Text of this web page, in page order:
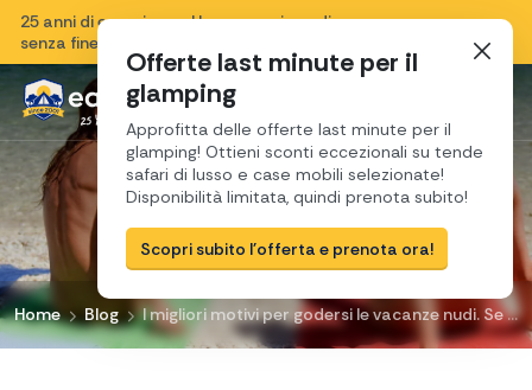
Offerte last minute per il
glamping
Approfitta delle offerte last minute per il
glamping! Ottieni sconti eccezionali su tende
safari di lusso e case mobili selezionate!
Disponibilità limitata, quindi prenota subito!
Scopri subito l'offerta e prenota ora!
25 anni di esperienza, Una sensazione di vacanza
senza fine e una passione per la Croazia.
Home Blog I migliori motivi per godersi le vacanze nudi. Se avete il coraggio!